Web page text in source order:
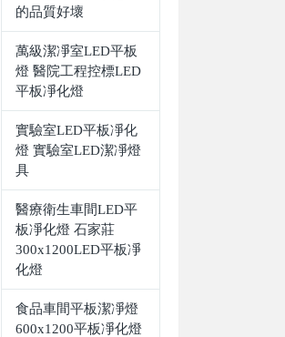
的品質好壞
萬級潔凈室LED平板
燈 醫院工程控標LED
平板凈化燈
實驗室LED平板凈化
燈 實驗室LED潔凈燈
具
醫療衛生車間LED平
板凈化燈 石家莊
300x1200LED平板凈
化燈
食品車間平板潔凈燈
600x1200平板凈化燈